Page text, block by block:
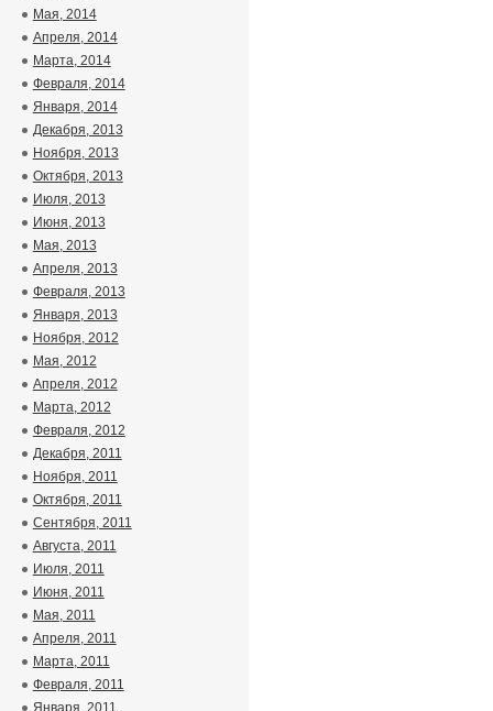
Мая, 2014
Апреля, 2014
Марта, 2014
Февраля, 2014
Января, 2014
Декабря, 2013
Ноября, 2013
Октября, 2013
Июля, 2013
Июня, 2013
Мая, 2013
Апреля, 2013
Февраля, 2013
Января, 2013
Ноября, 2012
Мая, 2012
Апреля, 2012
Марта, 2012
Февраля, 2012
Декабря, 2011
Ноября, 2011
Октября, 2011
Сентября, 2011
Августа, 2011
Июля, 2011
Июня, 2011
Мая, 2011
Апреля, 2011
Марта, 2011
Февраля, 2011
Января, 2011